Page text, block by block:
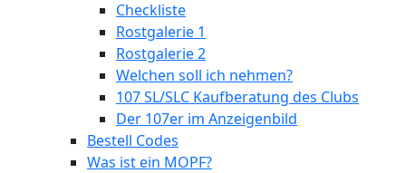
Checkliste
Rostgalerie 1
Rostgalerie 2
Welchen soll ich nehmen?
107 SL/SLC Kaufberatung des Clubs
Der 107er im Anzeigenbild
Bestell Codes
Was ist ein MOPF?